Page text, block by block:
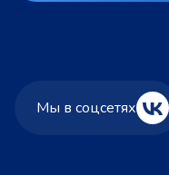
Мы в соцсетях